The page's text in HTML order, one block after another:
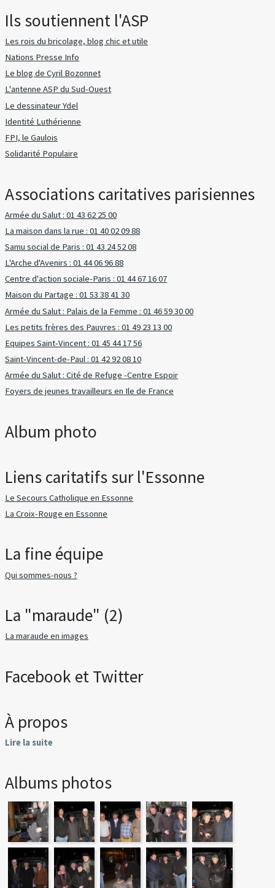
Ils soutiennent l'ASP
Les rois du bricolage, blog chic et utile
Nations Presse Info
Le blog de Cyril Bozonnet
L'antenne ASP du Sud-Ouest
Le dessinateur Ydel
Identité Luthérienne
FPI, le Gaulois
Solidarité Populaire
Associations caritatives parisiennes
Armée du Salut : 01 43 62 25 00
La maison dans la rue : 01 40 02 09 88
Samu social de Paris : 01 43 24 52 08
L'Arche d'Avenirs : 01 44 06 96 88
Centre d'action sociale-Paris : 01 44 67 16 07
Maison du Partage : 01 53 38 41 30
Armée du Salut : Palais de la Femme : 01 46 59 30 00
Les petits frères des Pauvres : 01 49 23 13 00
Equipes Saint-Vincent : 01 45 44 17 56
Saint-Vincent-de-Paul : 01 42 92 08 10
Armée du Salut : Cité de Refuge -Centre Espoir
Foyers de jeunes travailleurs en Ile de France
Album photo
Liens caritatifs sur l'Essonne
Le Secours Catholique en Essonne
La Croix-Rouge en Essonne
La fine équipe
Qui sommes-nous ?
La "maraude" (2)
La maraude en images
Facebook et Twitter
À propos
Lire la suite
Albums photos